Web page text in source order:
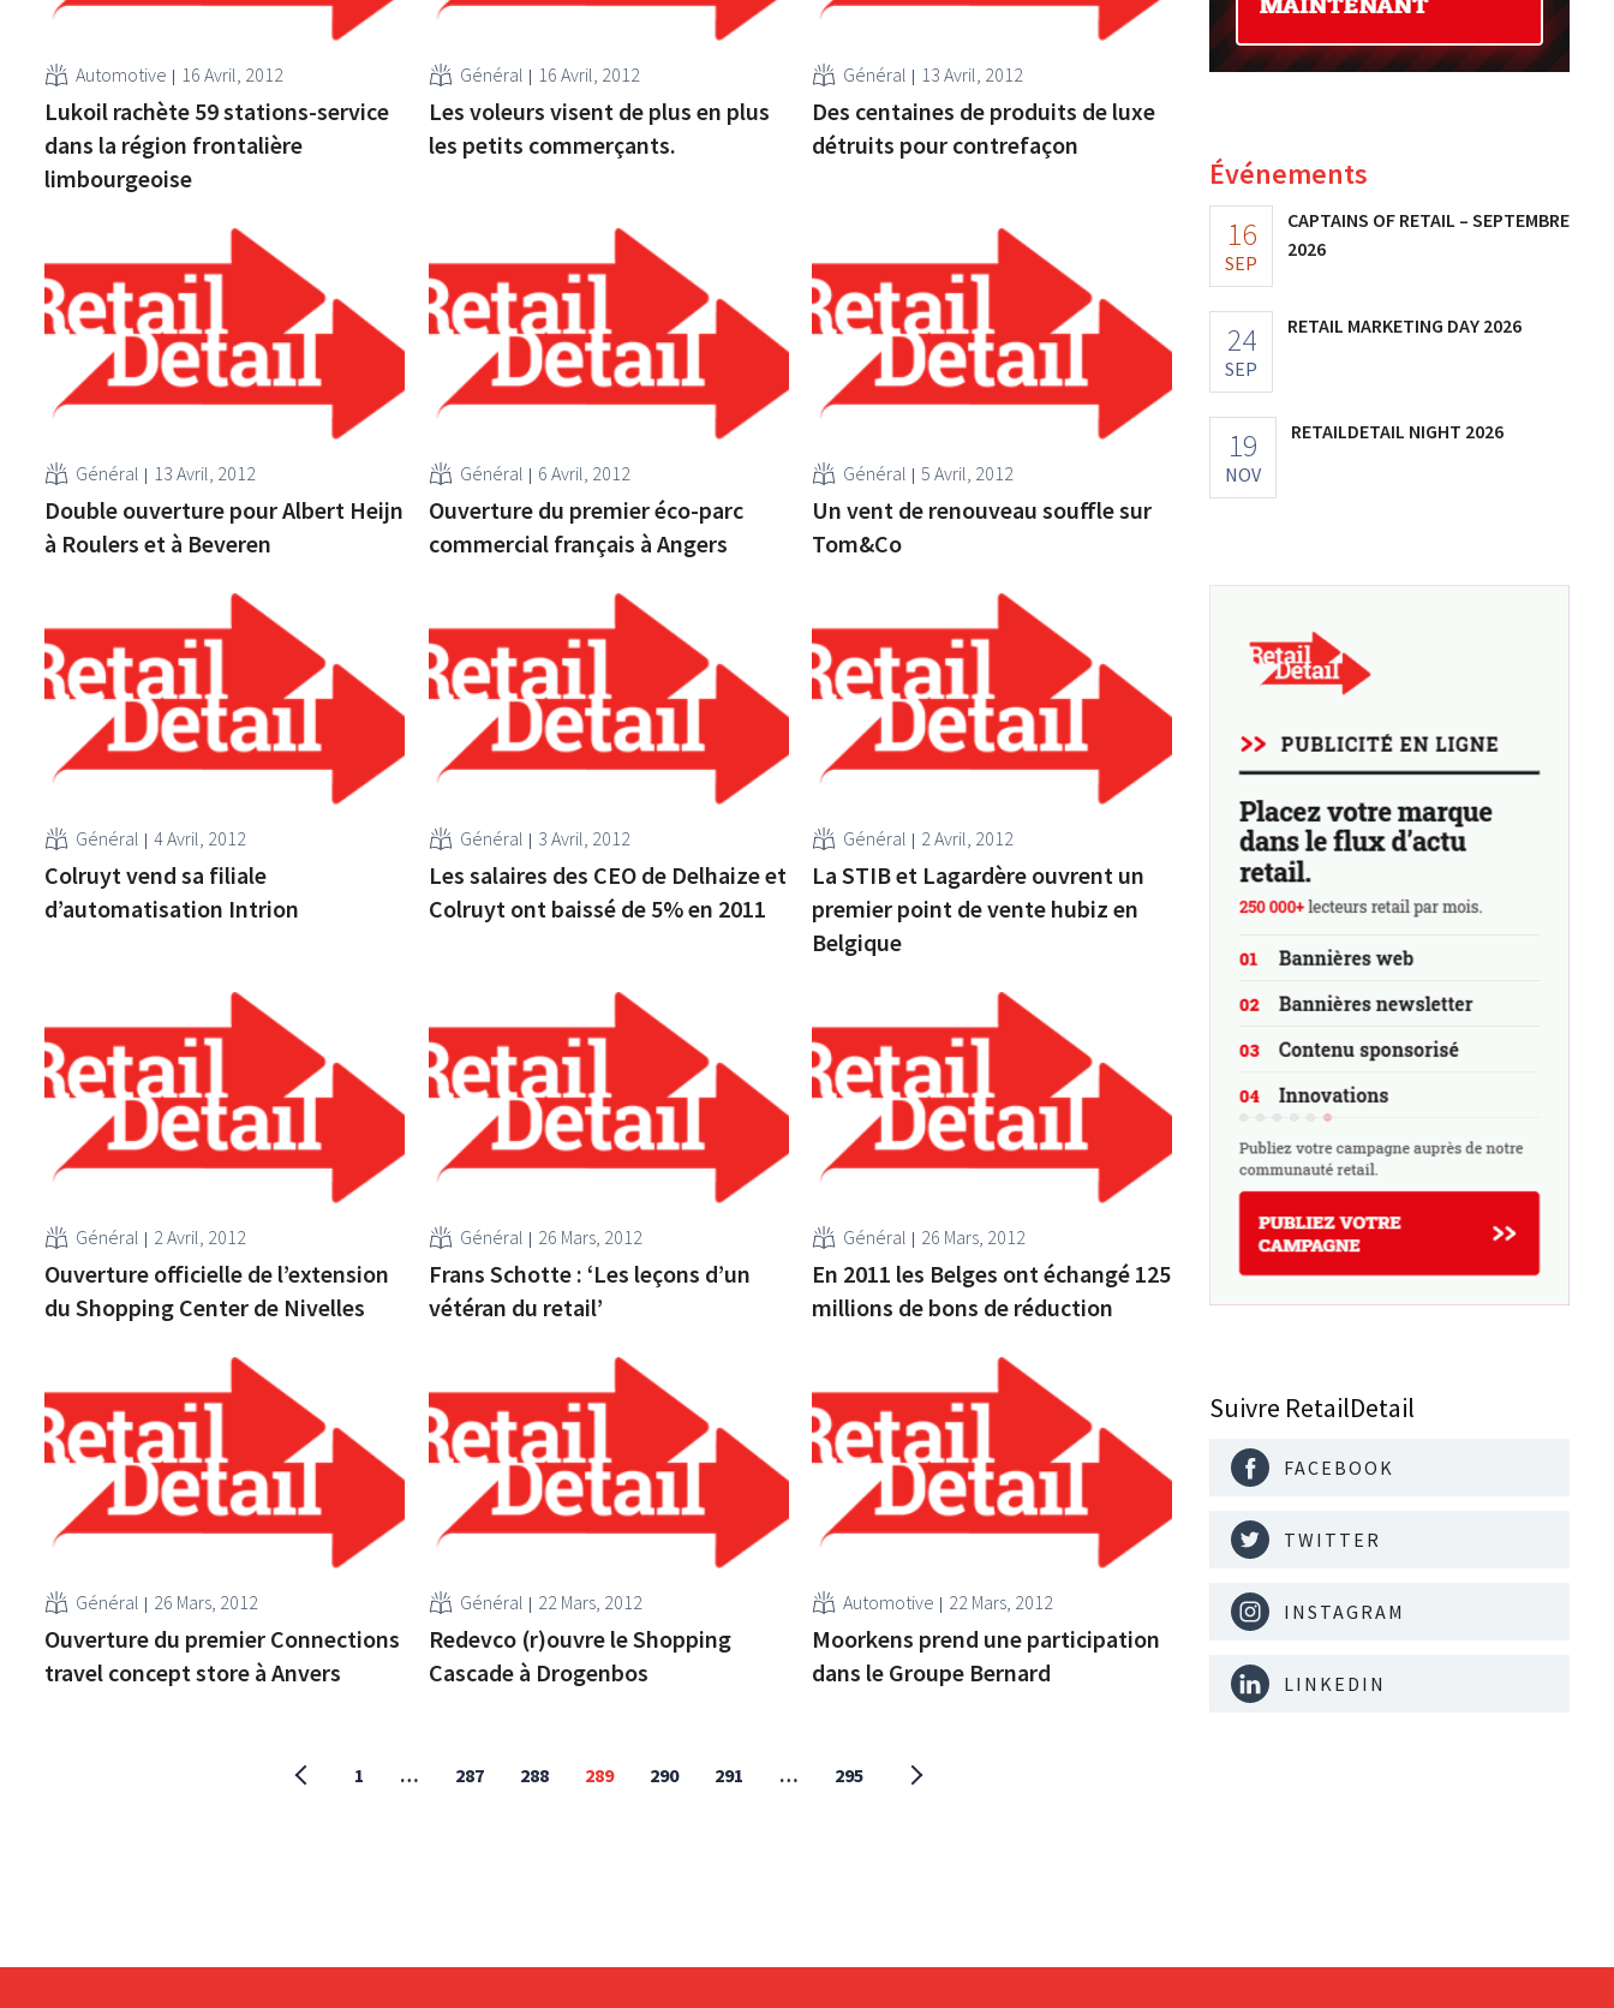
Automotive 16 Avril, 2012
Lukoil rachète 59 stations-service
dans la région frontalière
limbourgeoise
Général 16 Avril, 2012
Les voleurs visent de plus en plus
les petits commerçants.
Général 13 Avril, 2012
Des centaines de produits de luxe
détruits pour contrefaçon
Général 13 Avril, 2012
Double ouverture pour Albert Heijn
à Roulers et à Beveren
Général 6 Avril, 2012
Ouverture du premier éco-parc
commercial français à Angers
Général 5 Avril, 2012
Un vent de renouveau souffle sur
Tom&Co
Général 4 Avril, 2012
Colruyt vend sa filiale
d’automatisation Intrion
Général 3 Avril, 2012
Les salaires des CEO de Delhaize et
Colruyt ont baissé de 5% en 2011
Général 2 Avril, 2012
La STIB et Lagardère ouvrent un
premier point de vente hubiz en
Belgique
Général 2 Avril, 2012
Ouverture officielle de l’extension
du Shopping Center de Nivelles
Général 26 Mars, 2012
Frans Schotte : ‘Les leçons d’un
vétéran du retail’
Général 26 Mars, 2012
En 2011 les Belges ont échangé 125
millions de bons de réduction
Général 26 Mars, 2012
Ouverture du premier Connections
travel concept store à Anvers
Général 22 Mars, 2012
Redevco (r)ouvre le Shopping
Cascade à Drogenbos
Automotive 22 Mars, 2012
Moorkens prend une participation
dans le Groupe Bernard
1 … 287 288 289 290 291 … 295
Événements
16
SEP
CAPTAINS OF RETAIL – SEPTEMBRE
2026
24
SEP
RETAIL MARKETING DAY 2026
19
NOV
RETAILDETAIL NIGHT 2026
Suivre RetailDetail
FACEBOOK
TWITTER
INSTAGRAM
LINKEDIN